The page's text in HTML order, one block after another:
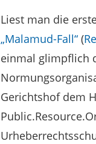
Liest man die
„Malamud-Fall“ (
einmal glimpflich
Gerichtshof dem